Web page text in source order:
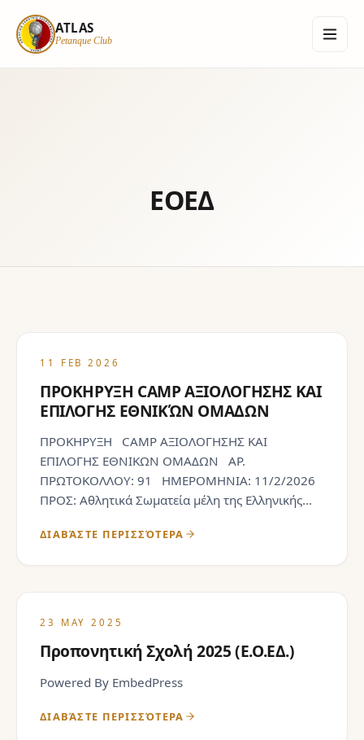
ATLAS
Petanque Club
Ανασκόπηση Χρονιάς
Login
ΕΟΕΔ
11 FEB 2026
ΠΡΟΚΗΡΥΞΗ CAMP ΑΞΙΟΛΟΓΗΣΗΣ ΚΑΙ
ΕΠΙΛΟΓΗΣ ΕΘΝΙΚΏΝ ΟΜΑΔΩΝ
ΠΡΟΚΗΡΥΞΗ CAMP ΑΞΙΟΛΟΓΗΣΗΣ ΚΑΙ
ΕΠΙΛΟΓΗΣ ΕΘΝΙΚΩΝ ΟΜΑΔΩΝ ΑΡ.
ΠΡΩΤΟΚΟΛΛΟΥ: 91 ΗΜΕΡΟΜΗΝΙΑ: 11/2/2026
ΠΡΟΣ: Αθλητικά Σωματεία μέλη της Ελληνικής...
ΔΙΑΒΆΣΤΕ ΠΕΡΙΣΣΌΤΕΡΑ
23 MAY 2025
Προπονητική Σχολή 2025 (Ε.Ο.ΕΔ.)
Powered By EmbedPress
ΔΙΑΒΆΣΤΕ ΠΕΡΙΣΣΌΤΕΡΑ